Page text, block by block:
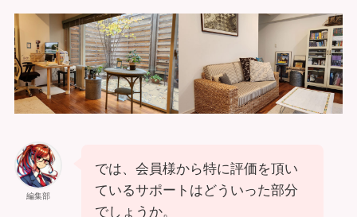
編集部
では、会員様から特に評価を頂い
ているサポートはどういった部分
でしょうか。